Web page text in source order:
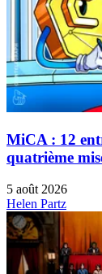
MiCA : 12
quatrième
5 août 2026
Helen Partz